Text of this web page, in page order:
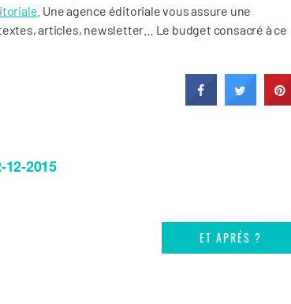
. Une agence éditoriale vous assure une
articles, newsletter… Le budget consacré à ce
2015
ET APRÉS ?